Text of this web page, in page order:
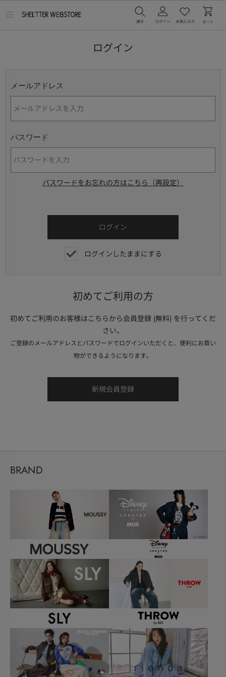
ログイン
メールアドレス
パスワード
パスワードをお忘れの方はこちら（再設定）
ログインしたままにする
初めてご利用の方
初めてご利用のお客様はこちらから会員登録 (無料) を行ってくだ
さい。
ご登録のメールアドレスとパスワードでログインいただくと、便利にお買い
物ができるようになります。
BRAND